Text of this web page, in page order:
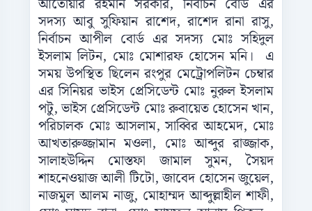
আতোয়ার রহমান সরকার, নির্বাচন বোর্ড এর
সদস্য আবু সুফিয়ান রাশেদ, রাশেদ রানা রাসু,
নির্বাচন আপীল বোর্ড এর সদস্য মোঃ সহিদুল
ইসলাম লিটন, মোঃ মোশারফ হোসেন মনি। এ
সময় উপস্থিত ছিলেন রংপুর মেট্রোপলিটন চেম্বার
এর সিনিয়র ভাইস প্রেসিডেন্ট মোঃ নুরুল ইসলাম
পটু, ভাইস প্রেসিডেন্ট মোঃ রুবায়েত হোসেন খান,
পরিচালক মোঃ আসলাম, সাব্বির আহমেদ, মোঃ
আখতারুজ্জামান মওলা, মোঃ আব্দুর রাজ্জাক,
সালাহউদ্দিন মোস্তফা জামাল সুমন, সৈয়দ
শাহনেওয়াজ আলী টিটো, জাবেদ হোসেন জুয়েল,
নাজমুল আলম নাজু, মোহাম্মদ আব্দুল্লাহীল শাফী,